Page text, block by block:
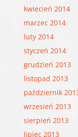
kwiecień 2014
marzec 2014
luty 2014
styczeń 2014
grudzień 2013
listopad 2013
październik
wrzesień 2013
sierpień 2013
lipiec 2013